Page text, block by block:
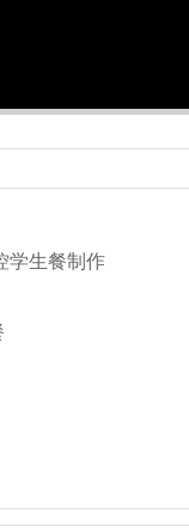
生餐制作